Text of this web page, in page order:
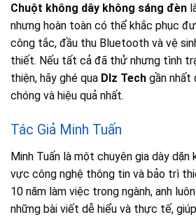
Chuột không dây không sáng đèn
nhưng hoàn toàn có thể khắc phục
công tắc, đầu thu Bluetooth và vệ
thiết. Nếu tất cả đã thử nhưng tình
thiện, hãy ghé qua Dlz Tech gần nhất
chóng và hiệu quả nhất.
Tác Giả Minh Tuấn
Minh Tuấn là một chuyên gia dày dặn
vực công nghệ thông tin và bảo trì
10 năm làm việc trong ngành, anh
những bài viết dễ hiểu và thực tế,